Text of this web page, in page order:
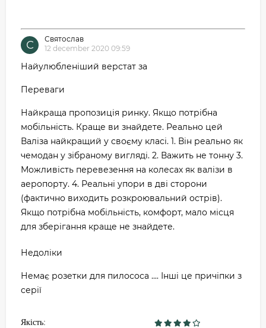
С
Святослав
12 december 2020 09:59
Найулюбленіший верстат за
Переваги
Найкраща пропозиція ринку. Якщо потрібна
мобільність. Краще ви знайдете. Реально цей
Валіза найкращий у своєму класі. 1. Він реально як
чемодан у зібраному вигляді. 2. Важить не тонну 3.
Можливість перевезення на колесах як валізи в
аеропорту. 4. Реальні упори в дві сторони
(фактично виходить розкроювальний острів).
Якщо потрібна мобільність, комфорт, мало місця
для зберігання краще не знайдете.
Недоліки
Немає розетки для пилососа .... Інші це причіпки з
серії
Якість: